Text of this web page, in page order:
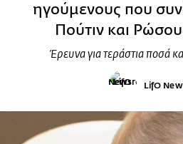
ηγούμενους που
Πούτιν και
Έρευνα για τεράστια ποσά
LifO